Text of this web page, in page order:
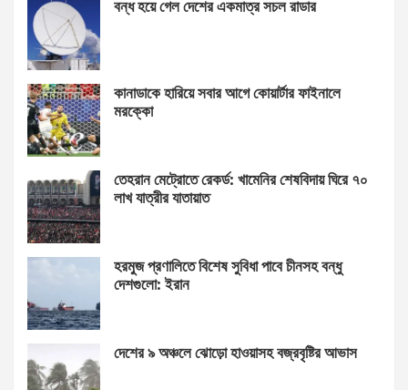
বন্ধ হয়ে গেল দেশের একমাত্র সচল রাডার
কানাডাকে হারিয়ে সবার আগে কোয়ার্টার ফাইনালে
মরক্কো
তেহরান মেট্রোতে রেকর্ড: খামেনির শেষবিদায় ঘিরে ৭০
লাখ যাত্রীর যাতায়াত
হরমুজ প্রণালিতে বিশেষ সুবিধা পাবে চীনসহ বন্ধু
দেশগুলো: ইরান
দেশের ৯ অঞ্চলে ঝোড়ো হাওয়াসহ বজ্রবৃষ্টির আভাস